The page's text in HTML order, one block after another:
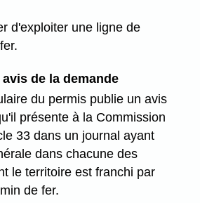
d'exploiter une ligne de
de la demande
du permis publie un avis
présente à la Commission
33 dans un journal ayant
dans chacune des
le territoire est franchi par
de fer.